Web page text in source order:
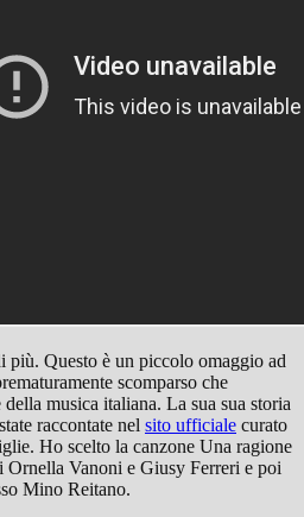
Questo è un piccolo omaggio ad
scomparso che
musica italiana. La sua sua storia
raccontate nel sito ufficiale curato
Ho scelto la canzone Una ragione
Vanoni e Giusy Ferreri e poi
Mino Reitano.